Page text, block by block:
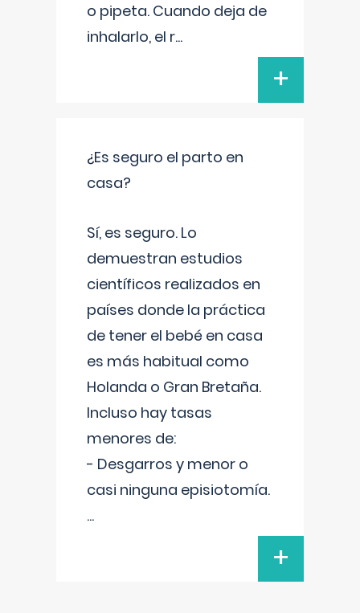
o pipeta. Cuando deja de
inhalarlo, el r...
+
¿Es seguro el parto en
casa?
Sí, es seguro. Lo
demuestran estudios
científicos realizados en
países donde la práctica
de tener el bebé en casa
es más habitual como
Holanda o Gran Bretaña.
Incluso hay tasas
menores de:
- Desgarros y menor o
casi ninguna episiotomía.
...
+